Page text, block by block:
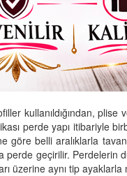
kullanıldığından,
perde yapı itibariyle
göre belli aralıklarla
geçirilir. Perdelerin
üzerine aynı tip ayaklarla